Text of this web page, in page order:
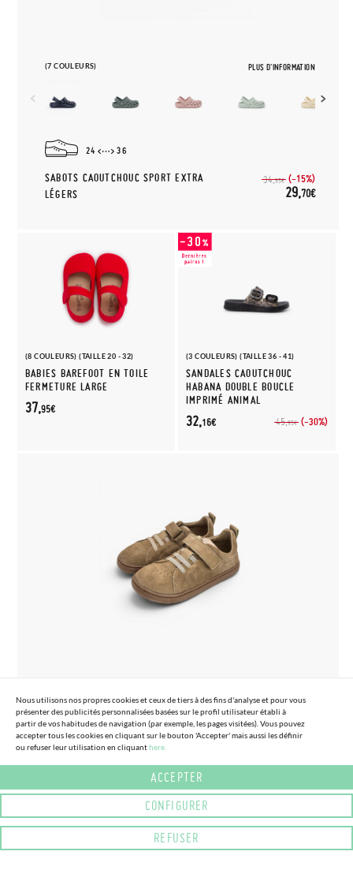
(7 COULEURS) PLUS D'INFORMATION
24 36
SABOTS CAOUTCHOUC SPORT EXTRA
LÉGERS
34,95€ (-15%)
29,70€
(8 COULEURS) (TAILLE 20 - 32)
BABIES BAREFOOT EN TOILE
FERMETURE LARGE
37,95€
(3 COULEURS) (TAILLE 36 - 41)
SANDALES CAOUTCHOUC
HABANA DOUBLE BOUCLE
IMPRIMÉ ANIMAL
45,95€ (-30%)
32,16€
27 33
BASKETS BLANDITOS SUÈDE GRANDES
Nous utilisons nos propres cookies et ceux de tiers à des fins d'analyse et pour vous
présenter des publicités personnalisées basées sur le profil utilisateur établi à
partir de vos habitudes de navigation (par exemple, les pages visitées). Vous pouvez
accepter tous les cookies en cliquant sur le bouton 'Accepter' mais aussi les définir
ou refuser leur utilisation en cliquanthere.
ACCEPTER
CONFIGURER
REFUSER